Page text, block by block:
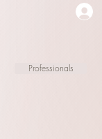
Professionals